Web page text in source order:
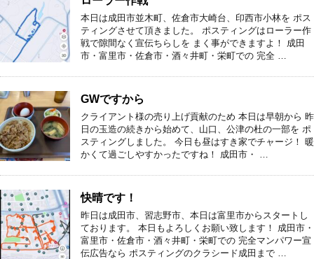
本日は成田市並木町、佐倉市大崎台、印西市小林を ポス
ティングさせて頂きました。 ポスティングはローラー作
戦で隙間なく宣伝ちらしを まく事ができますよ！ 成田
市・富里市・佐倉市・酒々井町・栄町での 完全 …
GWですから
クライアント様の売り上げ貢献のため 本日は早朝から 昨
日の玉造の続きから始めて、山口、公津の杜の一部を ポ
スティングしました。 今日も昼はすき家でチャージ！ 暖
かくて過ごしやすかったですね！ 成田市・ …
快晴です！
昨日は成田市、習志野市、本日は富里市からスタートし
ております。 本日もよろしくお願い致します！ 成田市・
富里市・佐倉市・酒々井町・栄町での 完全マンパワー宣
伝広告なら ポスティングのクラシード成田まで …